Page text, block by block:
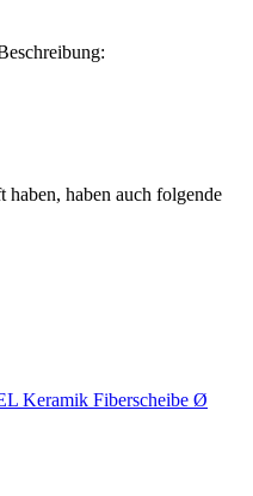
haben, haben auch folgende
Keramik Fiberscheibe Ø